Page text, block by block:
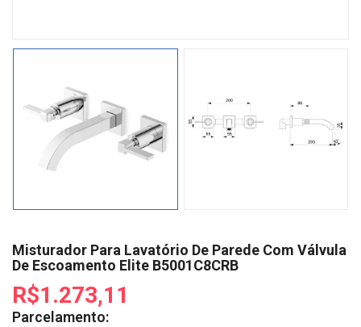
Misturador Para Lavatório De Parede Com Válvula
De Escoamento Elite B5001C8CRB
R$1.273,11
Parcelamento: